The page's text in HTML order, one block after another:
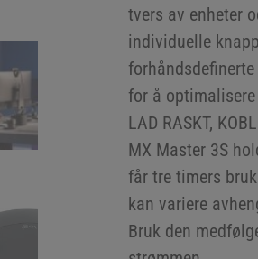
tvers av enheter
individuelle
for å
LAD RASKT,
MX Master 3S
får tre timers
kan variere
Bruk den